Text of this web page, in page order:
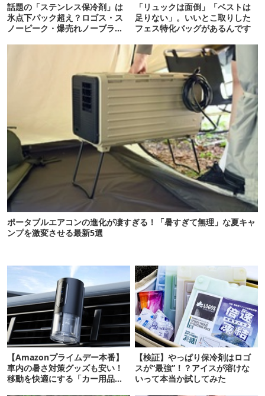
話題の「ステンレス保冷剤」は
氷点下パック超え？ロゴス・ス
ノーピーク・爆売れノーブラン
「リュックは面倒」「ベストは
足りない」。いいとこ取りした
フェス特化バッグがあるんです
ポータブルエアコンの進化が凄すぎる！「暑すぎて無理」な夏キャ
ンプを激変させる最新5選
【Amazonプライムデー本番】
車内の暑さ対策グッズも安い！
移動を快適にする「カー用品」
【検証】やっぱり保冷剤はロゴ
スが“最強”！？アイスが溶けな
いって本当か試してみた